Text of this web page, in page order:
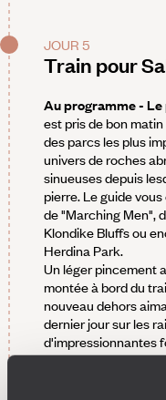
JOUR 5
Train pour
Au programme -
est pris de bon
des parcs les plus
univers de roches
sinueuses depuis
pierre. Le guide
de "Marching Men",
Klondike Bluffs ou
Herdina Park.
Un léger pincement
montée à bord du
nouveau dehors
dernier jour sur les
d'impressionnantes
travers le Castle